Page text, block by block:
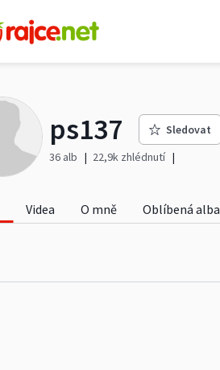
ps137 Sledovat
36 alb
22,9k zhlédnutí
Videa O mně Oblíbená alba